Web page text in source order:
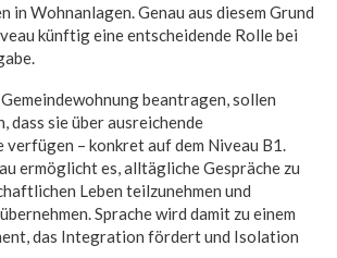
in Wohnanlagen. Genau aus diesem Grund
künftig eine entscheidende Rolle bei
beantragen, sollen
dass sie über ausreichende
verfügen – konkret auf dem Niveau B1.
ermöglicht es, alltägliche Gespräche zu
Leben teilzunehmen und
Sprache wird damit zu einem
das Integration fördert und Isolation